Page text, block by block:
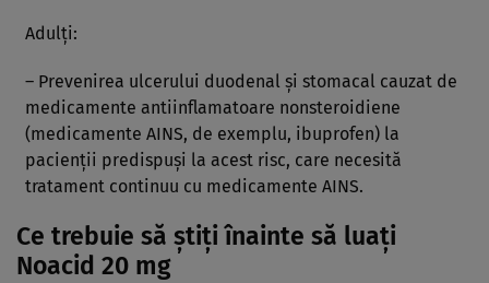
Adulţi:
– Prevenirea ulcerului duodenal şi stomacal cauzat de
medicamente antiinflamatoare nonsteroidiene
(medicamente AINS, de exemplu, ibuprofen) la
pacienţii predispuşi la acest risc, care necesită
tratament continuu cu medicamente AINS.
Ce trebuie să ştiţi înainte să luaţi
Noacid 20 mg